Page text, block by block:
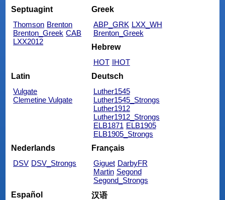
Septuagint
Thomson Brenton
Brenton_Greek CAB
LXX2012
Greek
ABP_GRK LXX_WH
Brenton_Greek
Hebrew
HOT IHOT
Latin
Vulgate
Clemetine Vulgate
Deutsch
Luther1545
Luther1545_Strongs
Luther1912
Luther1912_Strongs
ELB1871 ELB1905
ELB1905_Strongs
Nederlands
DSV DSV_Strongs
Français
Giguet DarbyFR
Martin Segond
Segond_Strongs
Español
汉语